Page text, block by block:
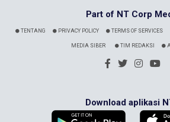
Part of NT Corp
TENTANG PRIVACY POLICY TERMS OF SERVICES
MEDIA SIBER TIM REDAKSI
Download aplikasi